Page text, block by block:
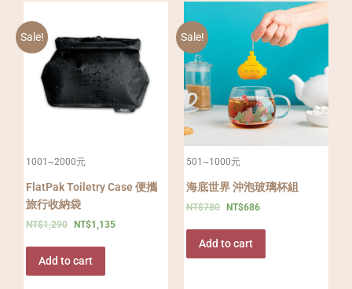
Sale!
1001~2000元
FlatPak Toiletry Case 便攜
旅行收納袋
NT$1,290 NT$1,135
Add to cart
Sale!
501~1000元
海底世界 沖泡玻璃杯組
NT$780 NT$686
Add to cart